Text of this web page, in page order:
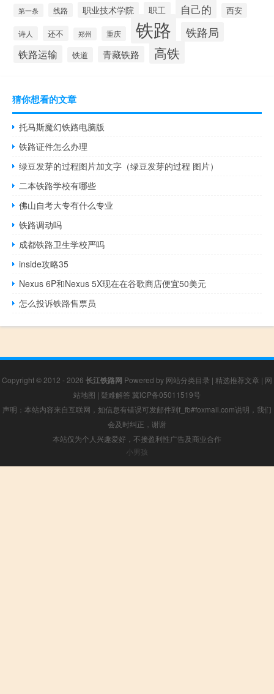
第一条 线路 职业技术学院 职工 自己的 西安
诗人 还不 郑州 重庆 铁路 铁路局
铁路运输 铁道 青藏铁路 高铁
猜你想看的文章
托马斯魔幻铁路电脑版
铁路证件怎么办理
绿豆发芽的过程图片加文字（绿豆发芽的过程 图片）
二本铁路学校有哪些
佛山自考大专有什么专业
铁路调动吗
成都铁路卫生学校严吗
inside攻略35
Nexus 6P和Nexus 5X现在在谷歌商店便宜50美元
怎么投诉铁路售票员
Copyright © 2012 - 2026 长江铁路网 Powered by 网站分类目录 | 精选推荐文章 | 网
站地图 | 疑难解答 冀ICP备05011519号
声明：本站内容来自互联网，如信息有错误可发邮件到f_fb#foxmail.com说明，我们
会及时纠正，谢谢
本站仅为个人兴趣爱好，不接盈利性广告及商业合作
小男孩